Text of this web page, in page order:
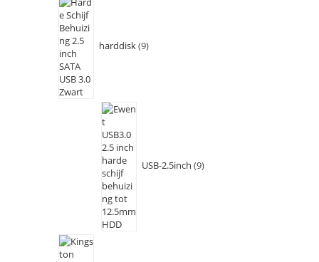
harddisk 9
USB-2.5inch 9